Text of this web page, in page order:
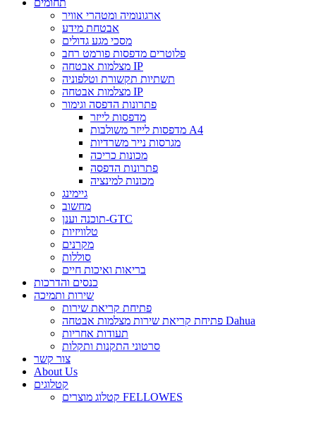
תחומים
ארגונומיה ומטהרי אוויר
אבטחת מידע
מסכי מגע גדולים
פלוטרים מדפסות פורמט רחב
מצלמות אבטחה IP
תשתיות תקשורת וטלפוניה
מצלמות אבטחה IP
פתרונות הדפסה וגימור
מדפסות לייזר
מדפסות לייזר משולבות A4
מגרסות נייר משרדיות
מכונות כריכה
פתרונות הדפסה
מכונות למינציה
גיימינג
מחשוב
תוכנה וענן-GTC
טלוויזיות
מקרנים
סוללות
בריאות ואיכות חיים
כנסים והדרכות
שירות ותמיכה
פתיחת קריאת שירות
פתיחת קריאת שירות מצלמות אבטחה Dahua
תעודות אחריות
סרטוני התקנות ותקלות
צור קשר
About Us
קטלוגים
קטלוג מוצרים FELLOWES